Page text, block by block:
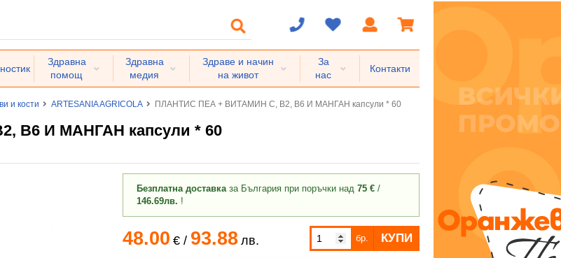
Здравна
помощ
Здравна
медия
Здраве и начин
на живот
За
нас
Контакти
и кости ARTESANIA AGRICOLA ПЛАНТИС ПЕА + ВИТАМИН C, B2, B6 И МАНГАН капсули * 60
B6 И МАНГАН капсули * 60
Безплатна доставказа България при поръчки над 75 € /
146.69лв. !
48.00 €/ 93.88 лв. бр. КУПИ